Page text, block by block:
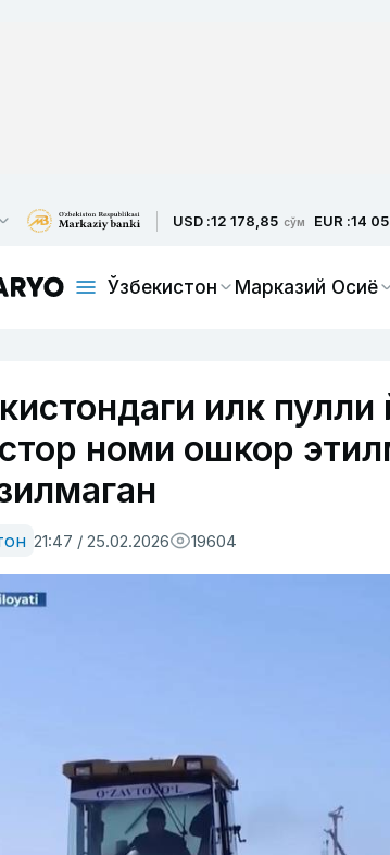
USD :12 178,85 сўм EUR :14
Ўзбекистон Марказий Осиё
илк
номи ошкор
21:47 / 25.02.2026 19604